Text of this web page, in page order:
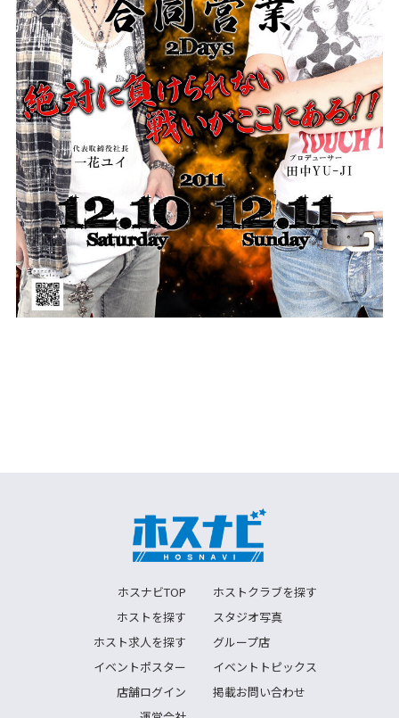
ホスナビTOP
ホストクラブを探す
ホストを探す
スタジオ写真
ホスト求人を探す
グループ店
イベントポスター
イベントトピックス
店舗ログイン
掲載お問い合わせ